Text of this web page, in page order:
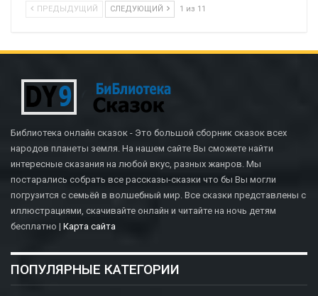
ПРЕДЫДУЩИЙ СЛЕДУЮЩИЙ 1 из 11
Библиотека онлайн сказок - Это большой сборник сказок всех
народов планеты земля. На нашем сайте Вы сможете найти
интересные сказания на любой вкус, разных жанров. Мы
постарались собрать все рассказы-сказки что бы Вы могли
погрузится с семьёй в волшебный мир. Все сказки представлены с
иллюстрациями, скачивайте онлайн и читайте на ночь детям
бесплатно | Карта сайта
ПОПУЛЯРНЫЕ КАТЕГОРИИ